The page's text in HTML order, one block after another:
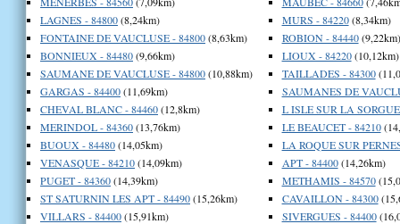
LAGNES - 84800(8,24km)
FONTAINE DE VAUCLUSE - 84800(8,63km)
BONNIEUX - 84480(9,66km)
SAUMANE DE VAUCLUSE - 84800(10,88km)
GARGAS - 84400(11,69km)
CHEVAL BLANC - 84460(12,8km)
MERINDOL - 84360(13,76km)
BUOUX - 84480(14,05km)
VENASQUE - 84210(14,09km)
PUGET - 84360(14,39km)
ST SATURNIN LES APT - 84490(15,26km)
VILLARS - 84400(15,91km)
MURS - 84220(8,34km)
ROBION - 84440(9,22km)
LIOUX - 84220(10,12km)
TAILLADES - 84300
SAUMANES DE
L ISLE SUR LA
LE BEAUCET - 84210
LA ROQUE SUR
APT - 84400(14,26km)
METHAMIS - 84570
CAVAILLON - 84300
SIVERGUES - 84400